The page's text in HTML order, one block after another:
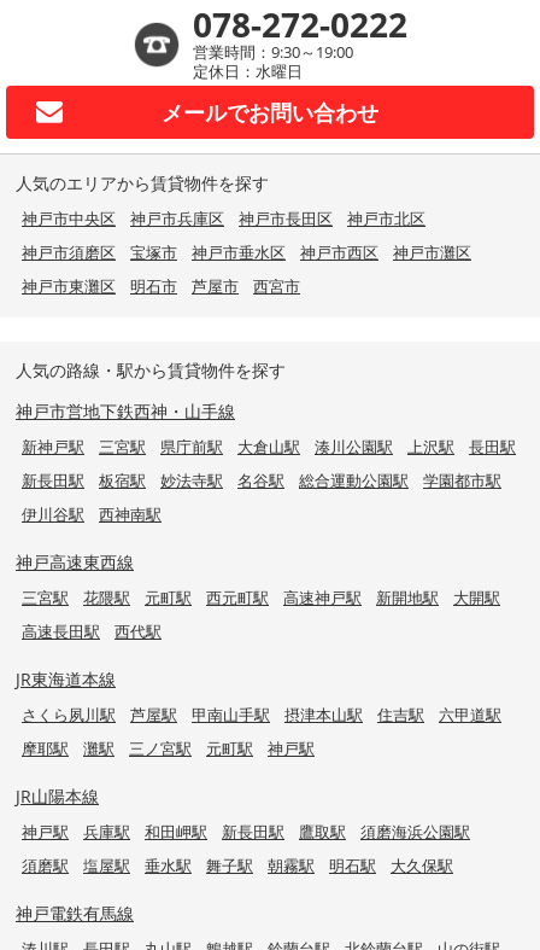
078-272-0222
営業時間：9:30～19:00
定休日：水曜日
メールでお問い合わせ
人気のエリアから賃貸物件を探す
神戸市中央区 神戸市兵庫区 神戸市長田区
神戸市北区
神戸市須磨区
宝塚市 神戸市垂水区 神戸市西区
神戸市灘区
神戸市東灘区
明石市 芦屋市 西宮市
人気の路線・駅から賃貸物件を探す
神戸市営地下鉄西神・山手線
新神戸駅 三宮駅 県庁前駅 大倉山駅 湊川公園駅 上沢駅
長田駅
新長田駅
板宿駅 妙法寺駅 名谷駅 総合運動公園駅
学園都市駅
伊川谷駅
西神南駅
神戸高速東西線
三宮駅 花隈駅 元町駅 西元町駅 高速神戸駅 新開地駅
大開駅
高速長田駅
西代駅
JR東海道本線
さくら夙川駅 芦屋駅 甲南山手駅 摂津本山駅 住吉駅
六甲道駅
摩耶駅
灘駅 三ノ宮駅 元町駅 神戸駅
JR山陽本線
神戸駅 兵庫駅 和田岬駅 新長田駅 鷹取駅
須磨海浜公園駅
須磨駅
塩屋駅 垂水駅 舞子駅 朝霧駅 明石駅 大久保駅
神戸電鉄有馬線